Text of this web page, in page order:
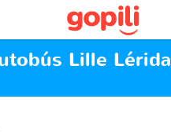
Lille Lérida